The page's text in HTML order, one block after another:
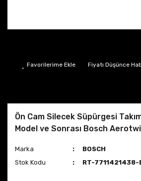
Fiyatı Düşünce
Ön Cam Silecek Süpürgesi
Model ve Sonrası Bosch
Marka
BOSCH
Stok Kodu
RT-7711421438-